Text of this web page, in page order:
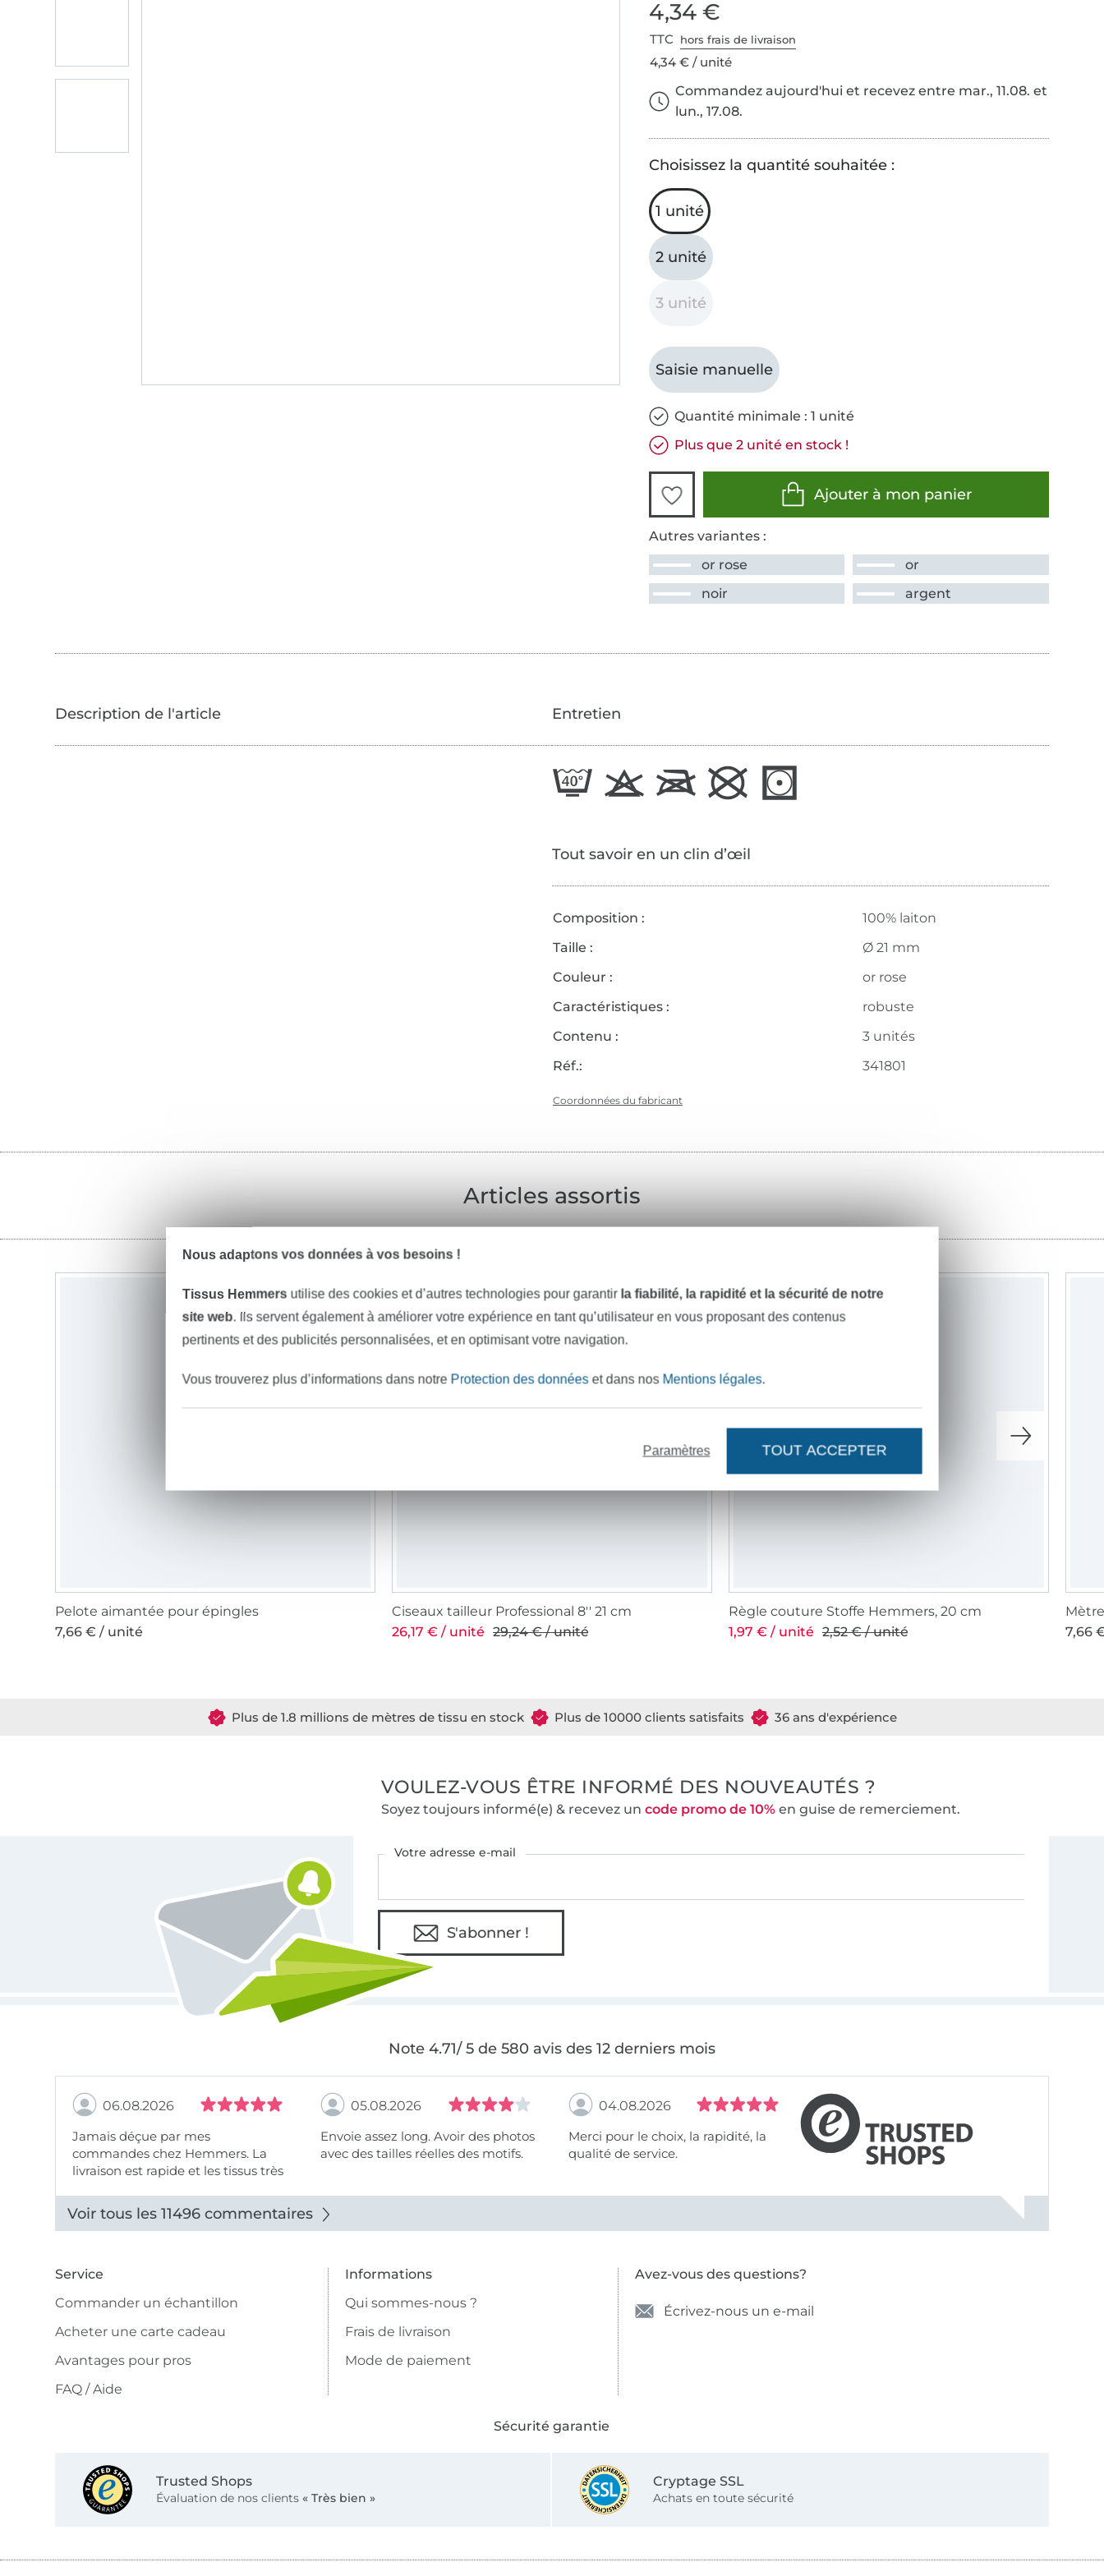
4,34 €
TTC hors frais de livraison
4,34 € / unité
Commandez aujourd'hui et recevez entre mar., 11.08. et
lun., 17.08.
Choisissez la quantité souhaitée :
1 unité
2 unité
3 unité
Saisie manuelle
Quantité minimale : 1 unité
Plus que 2 unité en stock !
Ajouter à mon panier
Autres variantes :
or rose
or
noir
argent
Entretien
Tout savoir en un clin d’œil
Composition :
100% laiton
Taille :
Ø 21 mm
Couleur :
or rose
Caractéristiques :
robuste
Contenu :
3 unités
Réf.:
341801
Coordonnées du fabricant
Articles assortis
Pelote aimantée pour épingles
7,66 € / unité
-10%
Ciseaux tailleur Professional 8'' 21 cm
26,17 € / unité 29,24 € / unité
-22%
Règle couture Stoffe Hemmers, 20 cm
1,97 € / unité 2,52 € / unité
7,66
Plus de 1.8 millions de mètres de tissu en stock Plus de 10000 clients satisfaits 36 ans d'expérience
VOULEZ-VOUS ÊTRE INFORMÉ DES NOUVEAUTÉS ?
Soyez toujours informé(e) & recevez un code promo de 10%en guise de remerciement.
Votre adresse e-mail
S'abonner !
Note 4.71/ 5 de 580 avis des 12 derniers mois
06.08.2026
Jamais déçue par mes
commandes chez Hemmers. La
livraison est rapide et les tissus très
05.08.2026
Envoie assez long. Avoir des photos
avec des tailles réelles des motifs.
04.08.2026
Merci pour le choix, la rapidité, la
qualité de service.
Voir tous les 11496 commentaires
Service
Commander un échantillon
Acheter une carte cadeau
Avantages pour pros
FAQ / Aide
Informations
Qui sommes-nous ?
Frais de livraison
Mode de paiement
Avez-vous des questions?
Écrivez-nous un e-mail
Sécurité garantie
Trusted Shops
Évaluation de nos clients « Très bien »
Cryptage SSL
Achats en toute sécurité
Nous adaptons vos données à vos besoins !
Tissus Hemmers utilise des cookies et d’autres technologies pour garantir la fiabilité, la rapidité et la sécurité de notre
site web. Ils servent également à améliorer votre expérience en tant qu’utilisateur en vous proposant des contenus
pertinents et des publicités personnalisées, et en optimisant votre navigation.
Vous trouverez plus d’informations dans notre Protection des donnéeset dans nos Mentions légales.
Paramètres TOUT ACCEPTER